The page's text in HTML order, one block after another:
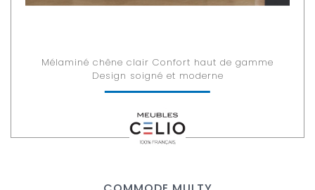
Mélaminé chêne clair Confort haut de gamme
Design soigné et moderne